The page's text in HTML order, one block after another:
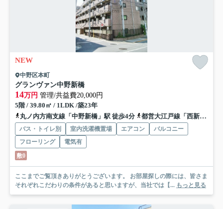
NEW
中野区本町
グランヴァン中野新橋
14万円 管理/共益費20,000円
5階 / 39.80㎡ / 1LDK /築23年
丸ノ内方南支線「中野新橋」駅 徒歩4分
都営大江戸線「西新宿五丁目」駅 徒歩14分
バス・トイレ別 室内洗濯機置場 エアコン
バルコニー
フローリング
電気有
敷0
ここまでご覧頂きありがとうございます。 お部屋探しの際には、皆さま
それぞれこだわりの条件があると思いますが、当社では【... もっと見る